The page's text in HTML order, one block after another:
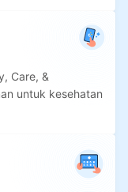
Care, &
untuk kesehatan